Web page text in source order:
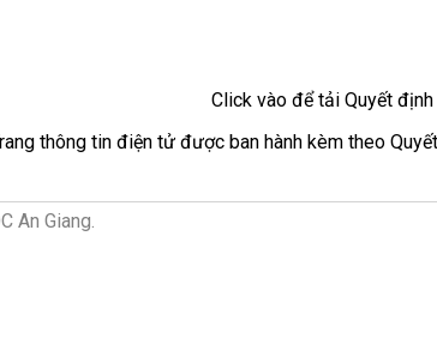
Click vào để tải Quyết
thông tin điện tử được ban hành kèm theo
An Giang.